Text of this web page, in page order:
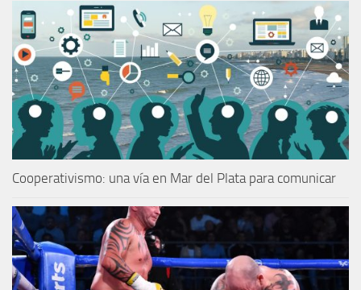
Cooperativismo: una vía en Mar del Plata para comunicar